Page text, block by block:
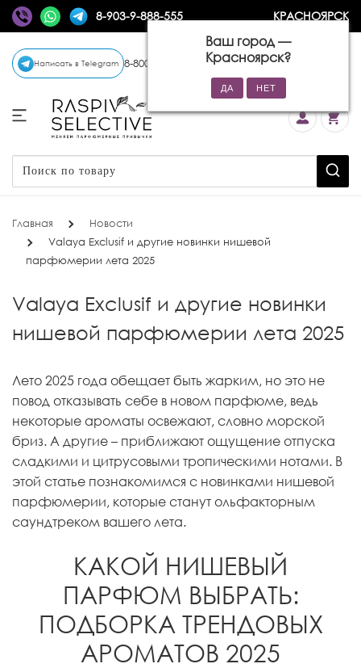
8-903-9-888-555 КРАСНОЯРСК
Ваш город —
Красноярск?
Написать в Telegram 8-800-770-72-34 (бесплатно)
Главная
Новости
Valaya Exclusif и другие новинки нишевой
парфюмерии лета 2025
Valaya Exclusif и другие новинки
нишевой парфюмерии лета 2025
Лето 2025 года обещает быть жарким, но это не
повод отказывать себе в новом парфюме, ведь
некоторые ароматы освежают, словно морской
бриз. А другие – приближают ощущение отпуска
сладкими и цитрусовыми тропическими нотами. В
этой статье познакомимся с новинками нишевой
парфюмерии, которые станут ольфакторным
саундтреком вашего лета.
КАКОЙ НИШЕВЫЙ
ПАРФЮМ ВЫБРАТЬ:
ПОДБОРКА ТРЕНДОВЫХ
АРОМАТОВ 2025